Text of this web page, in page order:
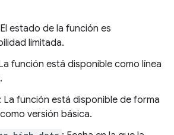
estado de la función es
limitada.
función está disponible como línea
La función está disponible de forma
versión básica.